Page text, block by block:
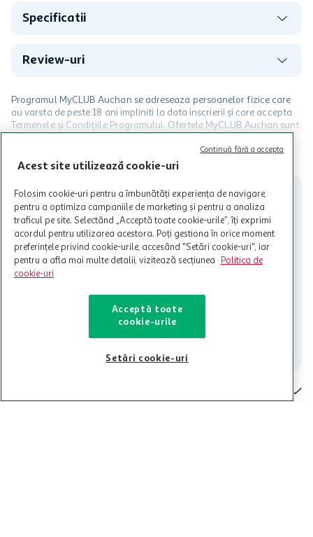
Specificatii
Review-uri
Programul MyCLUB Auchan se adreseaza persoanelor fizice care
au varsta de peste 18 ani impliniti la data inscrierii și care accepta
Termenele și Condițiile Programului. Ofertele MyCLUB Auchan sunt
limita a 12 unitati / card client o singura data in perioada promotiei.
Cardul poate fi utilizat doar in legatura cu magazinele Auchan
nu poate fi utilizat in legatura cu alti comercianți sau pentru alte
activitati in afara celor mentionate in Termene si Conditii. Auchan
nu raspunde pentru imposibilitatea utilizarii Cardului in perioada in
care aceste este suspendat sau in perioada in care sunt efectuate
intretineri sau reparatii tehnice la sistemul de utilizarea al Cardului.
CITESTE MAI MULT
Contacteaza-ne!
021-9141 contact@auchan.ro
Contact
Acest site utilizează cookie-uri
Folosim cookie-uri pentru a îmbunătăți experiența de navigare,
pentru a optimiza campaniile de marketing și pentru a analiza
traficul pe site. Selectând „Acceptă toate cookie-urile”, îți exprimi
acordul pentru utilizarea acestora. Poți gestiona în orice moment
preferințele privind cookie-urile, accesând "Setări cookie-uri", iar
pentru a afla mai multe detalii, vizitează secțiunea
Politica de
cookie-uri
Acceptă toate
cookie-urile
Setări cookie-uri
Continuă fără a accepta